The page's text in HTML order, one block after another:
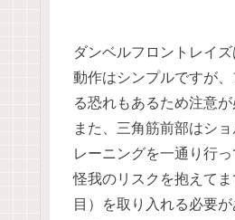
ダンベルフロントレイ
動作はシンプルですが
る恐れもあるため注意が
また、三角筋前部はシ
レーニングを一通り行
怪我のリスクを抱えて
目）を取り入れる必要